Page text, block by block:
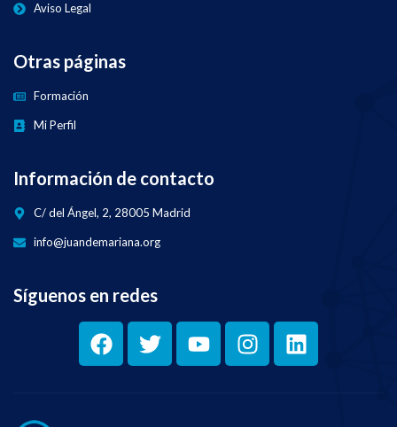
Aviso Legal
Otras páginas
Formación
Mi Perfil
Información de contacto
C/ del Ángel, 2, 28005 Madrid
info@juandemariana.org
Síguenos en redes